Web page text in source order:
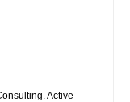
Active